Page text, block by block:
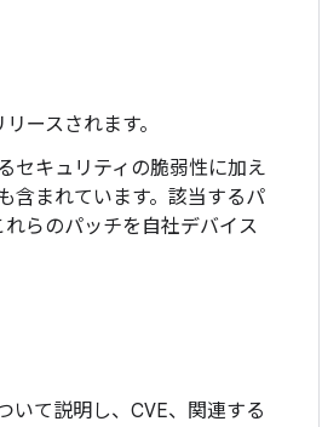
ースされます。
セキュリティの脆弱性に加え
含まれています。該当するパ
らのパッチを自社デバイス
いて説明し、CVE、関連する